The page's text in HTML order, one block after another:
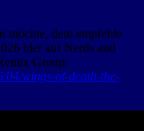
möchte, dem empfehle
hier auf Nerds and
Group:
04/wings-of-death-the-